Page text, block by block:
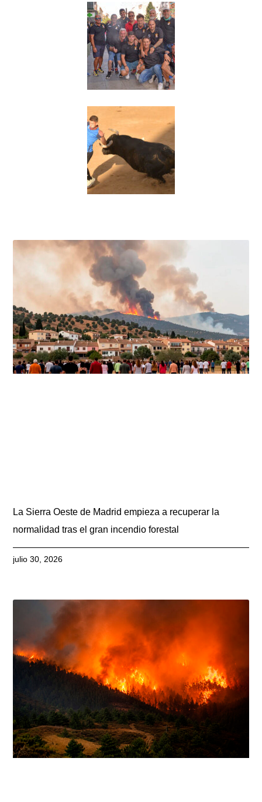
La Sierra Oeste de Madrid empieza a recuperar la
normalidad tras el gran incendio forestal
julio 30, 2026